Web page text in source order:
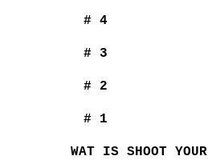
# 4
# 3
# 2
# 1
WAT IS SHOOT YOUR